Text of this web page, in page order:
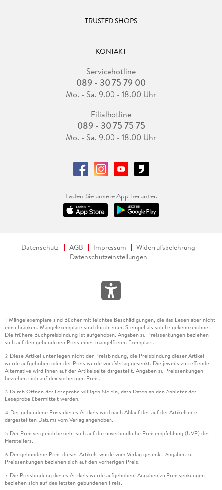
TRUSTED SHOPS
KONTAKT
Servicehotline
089 - 30 75 79 00
Mo. - Sa. 9.00 - 18.00 Uhr
Filialhotline
089 - 30 75 75 75
Mo. - Sa. 9.00 - 18.00 Uhr
Laden Sie unsere App herunter.
Datenschutz AGB Impressum
Widerrufsbelehrung
Datenschutzeinstellungen
1 Mängelexemplare sind Bücher mit leichten Beschädigungen, die das Lesen aber nicht
einschränken. Mängelexemplare sind durch einen Stempel als solche gekennzeichnet.
Die frühere Buchpreisbindung ist aufgehoben. Angaben zu Preissenkungen beziehen
sich auf den gebundenen Preis eines mangelfreien Exemplars.
2 Diese Artikel unterliegen nicht der Preisbindung, die Preisbindung dieser Artikel
wurde aufgehoben oder der Preis wurde vom Verlag gesenkt. Die jeweils zutreffende
Alternative wird Ihnen auf der Artikelseite dargestellt. Angaben zu Preissenkungen
beziehen sich auf den vorherigen Preis.
3 Durch Öffnen der Leseprobe willigen Sie ein, dass Daten an den Anbieter der
Leseprobe übermittelt werden.
4 Der gebundene Preis dieses Artikels wird nach Ablauf des auf der Artikelseite
dargestellten Datums vom Verlag angehoben.
5 Der Preisvergleich bezieht sich auf die unverbindliche Preisempfehlung (UVP) des
Herstellers.
6 Der gebundene Preis dieses Artikels wurde vom Verlag gesenkt. Angaben zu
Preissenkungen beziehen sich auf den vorherigen Preis.
7 Die Preisbindung dieses Artikels wurde aufgehoben. Angaben zu Preissenkungen
beziehen sich auf den letzten gebundenen Preis.